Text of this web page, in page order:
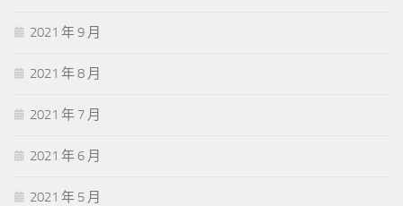
2021 年 9 月
2021 年 8 月
2021 年 7 月
2021 年 6 月
2021 年 5 月